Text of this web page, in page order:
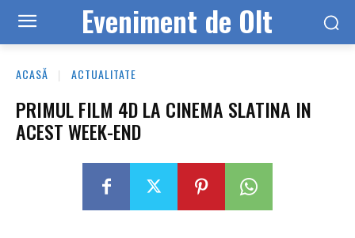
Eveniment de Olt
ACASĂ ACTUALITATE
PRIMUL FILM 4D LA CINEMA SLATINA IN
ACEST WEEK-END